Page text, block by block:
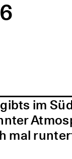
im
mal